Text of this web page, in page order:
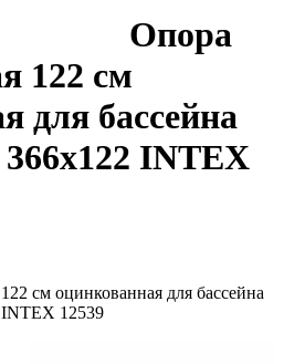
Опора
122 см
для бассейна
INTEX
см оцинкованная для бассейна
INTEX 12539